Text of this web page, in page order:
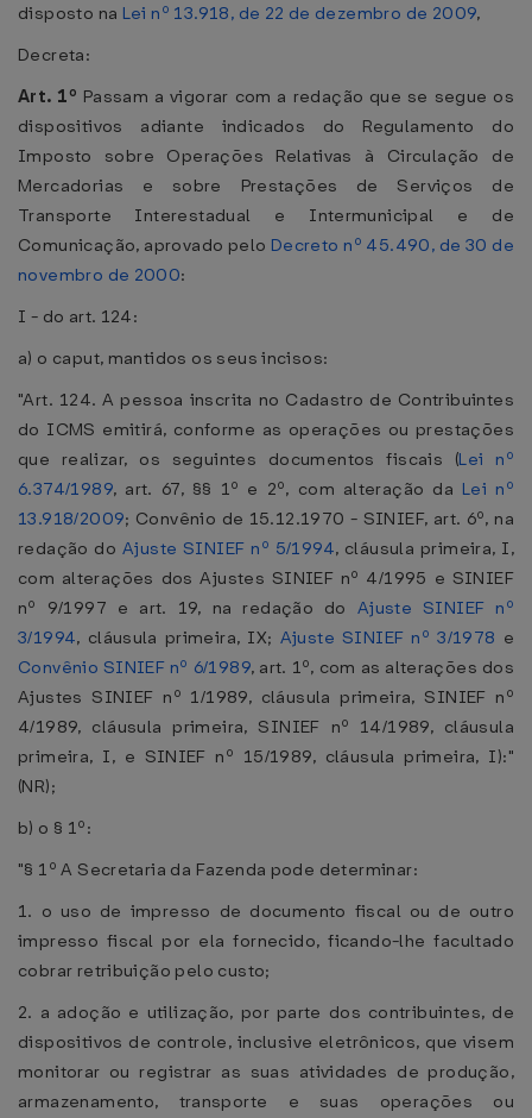
disposto na Lei nº 13.918, de 22 de dezembro de 2009,
Decreta:
Art. 1º Passam a vigorar com a redação que se segue os
dispositivos adiante indicados do Regulamento do
Imposto sobre Operações Relativas à Circulação de
Mercadorias e sobre Prestações de Serviços de
Transporte Interestadual e Intermunicipal e de
Comunicação, aprovado pelo Decreto nº 45.490, de 30 de
novembro de 2000:
I - do art. 124:
a) o caput, mantidos os seus incisos:
"Art. 124. A pessoa inscrita no Cadastro de Contribuintes
do ICMS emitirá, conforme as operações ou prestações
que realizar, os seguintes documentos fiscais (Lei nº
6.374/1989, art. 67, §§ 1º e 2º, com alteração da Lei nº
13.918/2009; Convênio de 15.12.1970 - SINIEF, art. 6º, na
redação do Ajuste SINIEF nº 5/1994, cláusula primeira, I,
com alterações dos Ajustes SINIEF nº 4/1995 e SINIEF
nº 9/1997 e art. 19, na redação do Ajuste SINIEF nº
3/1994, cláusula primeira, IX; Ajuste SINIEF nº 3/1978 e
Convênio SINIEF nº 6/1989, art. 1º, com as alterações dos
Ajustes SINIEF nº 1/1989, cláusula primeira, SINIEF nº
4/1989, cláusula primeira, SINIEF nº 14/1989, cláusula
primeira, I, e SINIEF nº 15/1989, cláusula primeira, I):"
(NR);
b) o § 1º:
"§ 1º A Secretaria da Fazenda pode determinar:
1. o uso de impresso de documento fiscal ou de outro
impresso fiscal por ela fornecido, ficando-lhe facultado
cobrar retribuição pelo custo;
2. a adoção e utilização, por parte dos contribuintes, de
dispositivos de controle, inclusive eletrônicos, que visem
monitorar ou registrar as suas atividades de produção,
armazenamento, transporte e suas operações ou